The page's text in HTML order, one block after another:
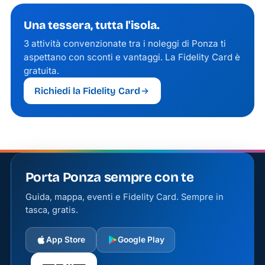
e in libertà, aiutata dalla pedalata assistita sulle
salite.
Una tessera, tutta l'isola.
3 attività convenzionate tra i noleggi di Ponza ti
aspettano con sconti e vantaggi. La Fidelity Card è
gratuita.
Richiedi la Fidelity Card
Porta Ponza sempre con te
Guida, mappa, eventi e Fidelity Card. Sempre in
tasca, gratis.
App Store Google Play